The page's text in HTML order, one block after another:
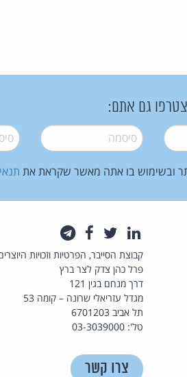
גם אתם:
סיסמה*
ובשימוש בו אתה מאשר שקראת את
לינקדאין
טוויטרפייסבוק
קבוצת הסייבר, הפרטיות וזכויות
פרל כהן צדק לצר ברץ
דרך מנחם בגין 121
מגדל עזריאלי שרונה – קומה 53
תל אביב 6701203
טל': 03-3039000
צרו קשר